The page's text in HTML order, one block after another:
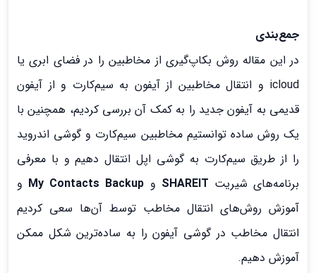
جمع‌بندی
در این مقاله روش بکاپ‌گیری از مخاطبین را در فضای ابری یا
icloud و انتقال مخاطبین از آیفون به سیم‌کارت و از آیفون
قدیمی به آیفون جدید را به کمک آن بررسی کردیم، همچنین با
یک روش ساده توانستیم مخاطبین سیم‌کارت و گوشی اندروید
را از طریق سیم‌کارت به گوشی اپل انتقال دهیم و با معرفی
برنامه‌های شیریت SHAREIT و My Contacts Backup و
آموزش روش‌های انتقال مخاطب توسط آن‌ها سعی کردیم
انتقال مخاطب در گوشی آیفون را به ساده‌ترین شکل ممکن
آموزش دهیم.